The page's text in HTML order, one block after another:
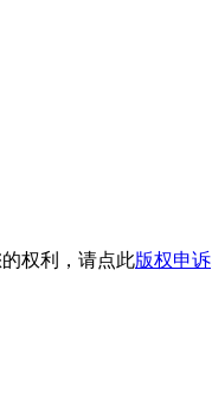
权利，请点此版权申诉